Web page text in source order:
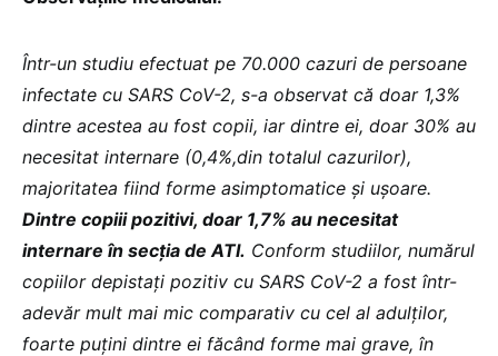
Într-un studiu efectuat pe 70.000 cazuri de persoane
infectate cu SARS CoV-2, s-a observat că doar 1,3%
dintre acestea au fost copii, iar dintre ei, doar 30% au
necesitat internare (0,4%,din totalul cazurilor),
majoritatea fiind forme asimptomatice și ușoare.
Dintre copiii pozitivi, doar 1,7% au necesitat
internare în secția de ATI. Conform studiilor, numărul
copiilor depistați pozitiv cu SARS CoV-2 a fost într-
adevăr mult mai mic comparativ cu cel al adulților,
foarte puțini dintre ei făcând forme mai grave, în